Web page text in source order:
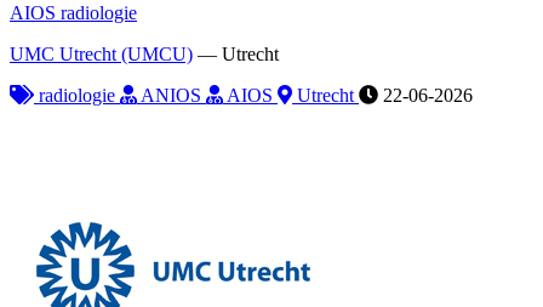
AIOS radiologie
UMC Utrecht (UMCU) — Utrecht
radiologie
ANIOS AIOS Utrecht 22-06-2026